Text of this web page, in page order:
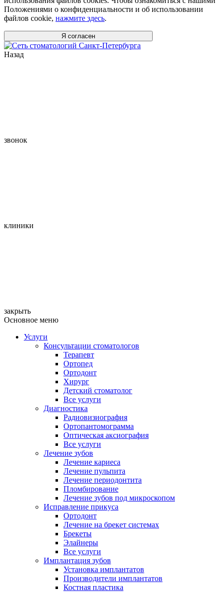
Положениями о конфиденциальности и об использовании
файлов cookie, нажмите здесь.
Я согласен
Назад
звонок
клиники
закрыть
Основное меню
Услуги
Консультации стоматологов
Терапевт
Ортопед
Ортодонт
Хирург
Детский стоматолог
Все услуги
Диагностика
Радиовизиография
Ортопантомограмма
Оптическая аксиография
Все услуги
Лечение зубов
Лечение кариеса
Лечение пульпита
Лечение периодонтита
Пломбирование
Лечение зубов под микроскопом
Исправление прикуса
Ортодонт
Лечение на брекет системах
Брекеты
Элайнеры
Все услуги
Имплантация зубов
Установка имплантатов
Производители имплантатов
Костная пластика